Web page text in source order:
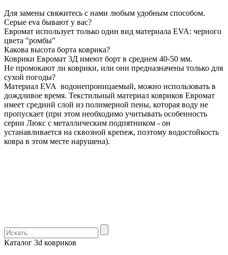
Для замены свяжитесь с нами любым удобным способом.
Серые eva бывают у вас?
Евромат использует только один вид материала EVA: черного
цвета "ромбы"
Какова высота борта коврика?
Коврики Евромат 3Д имеют борт в среднем 40-50 мм.
Не промокают ли коврики, или они предназначены только для
сухой погоды?
Материал EVA водонепроницаемый, можно использовать в
дождливое время. Текстильный материал ковриков Евромат
имеет средний слой из полимерной пены, которая воду не
пропускает (при этом необходимо учитывать особенность
серии Люкс с металлическим подпятником - он
устанавливается на сквозной крепеж, поэтому водостойкость
ковра в этом месте нарушена).
Каталог 3d ковриков